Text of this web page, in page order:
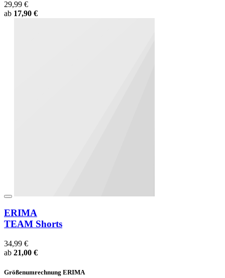
29,99 €
ab 17,90 €
ERIMA
TEAM Shorts
34,99 €
ab 21,00 €
Größenumrechnung ERIMA